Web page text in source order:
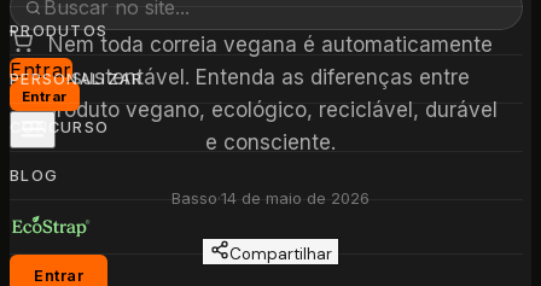
Entrar
Entrar
PRODUTOS
PERSONALIZAR
CONCURSO
BLOG
Entrar
Nem toda correia vegana é automaticamente
sustentável. Entenda as diferenças entre
produto vegano, ecológico, reciclável, durável
e consciente.
Basso·14 de maio de 2026
Compartilhar